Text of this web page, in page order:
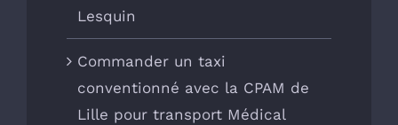
Lesquin
Commander un taxi
conventionné avec la CPAM de
Lille pour transport Médical